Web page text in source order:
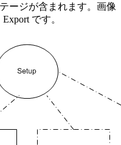
ージが含まれます。画像
です。